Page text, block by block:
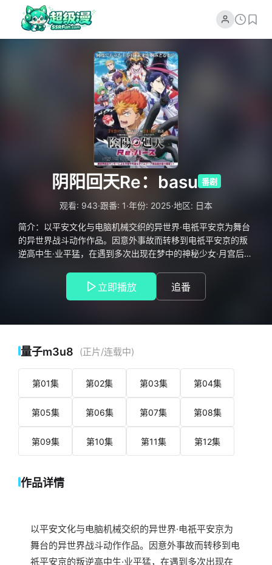
阴阳回天Re：basu 番剧
观看: 943·跟番: 1·年份: 2025·地区: 日本
简介：以平安文化与电脑机械交织的异世界·电祇平安京为舞台
的异世界战斗动作作品。因意外事故而转移到电祇平安京的叛
逆高中生·业平猛，在遇到多次出现在梦中的神秘少女·月宫后，
平安京醒来。意识到自己进行了时间跳跃的猛，猛为了抵抗月
宫死亡的未来，决定向安倍晴明学习阴阳术，作为阴阳师而
立即播放 追番
量子m3u8 (正片/连载中)
第01集 第02集 第03集 第04集
第05集 第06集 第07集 第08集
第09集 第10集 第11集 第12集
作品详情
以平安文化与电脑机械交织的异世界·电祇平安京为
舞台的异世界战斗动作作品。因意外事故而转移到电
祇平安京的叛逆高中生·业平猛，在遇到多次出现在